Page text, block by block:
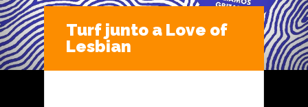
Turf junto a Love of
Lesbian